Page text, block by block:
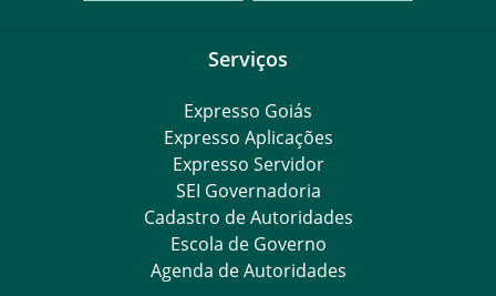
Serviços
Expresso Goiás
Expresso Aplicações
Expresso Servidor
SEI Governadoria
Cadastro de Autoridades
Escola de Governo
Agenda de Autoridades